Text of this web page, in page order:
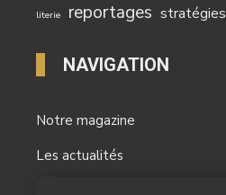
literie reportages stratégies
NAVIGATION
Notre magazine
Les actualités